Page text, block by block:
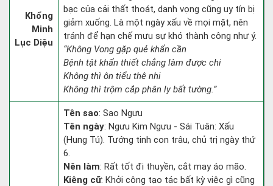
Khổng
Minh
Lục Diệu
bạc của cải thất thoát, danh vọng cũng uy tín bị
giảm xuống. Là một ngày xấu về mọi mặt, nên
tránh để hạn chế mưu sự khó thành công như ý.
“Không Vong gặp quẻ khẩn cần
Bệnh tật khẩn thiết chẳng làm được chi
Không thì ôn tiểu thê nhi
Không thì trộm cắp phân ly bất tường.”
Tên sao: Sao Ngưu
Tên ngày: Ngưu Kim Ngưu - Sái Tuân: Xấu
(Hung Tú). Tướng tinh con trâu, chủ trị ngày thứ
6.
Nên làm: Rất tốt đi thuyền, cắt may áo mão.
Kiêng cữ: Khởi công tạo tác bất kỳ việc gì cũng